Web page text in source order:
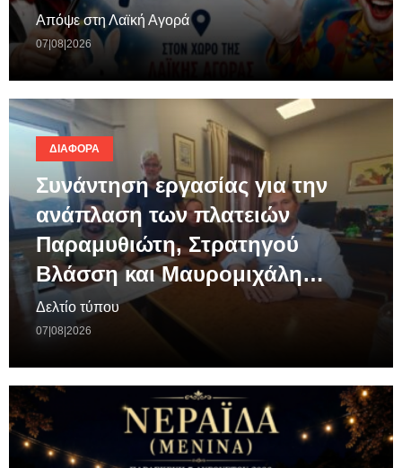
Απόψε στη Λαϊκή Αγορά
07|08|2026
ΔΙΆΦΟΡΑ
Συνάντηση εργασίας για την
ανάπλαση των πλατειών
Παραμυθιώτη, Στρατηγού
Βλάσση και Μαυρομιχάλη…
Δελτίο τύπου
07|08|2026